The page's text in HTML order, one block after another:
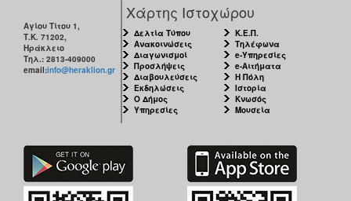
Αγίου Τίτου 1,
Τ.Κ. 71202,
Ηράκλειο
Τηλ.: 2813-409000
email:info@heraklion.gr
Χάρτης Ιστοχώρου
Δελτία Τύπου
Ανακοινώσεις
Διαγωνισμοί
Προσλήψεις
Διαβουλεύσεις
Εκδηλώσεις
Ο Δήμος
Υπηρεσίες
Κ.Ε.Π.
Τηλέφωνα
e-Υπηρεσίες
e-Αιτήματα
Η Πόλη
Ιστορία
Κνωσός
Μουσεία